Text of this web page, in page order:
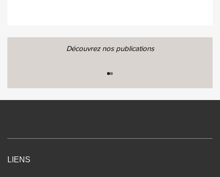
Découvrez nos publications
LIENS